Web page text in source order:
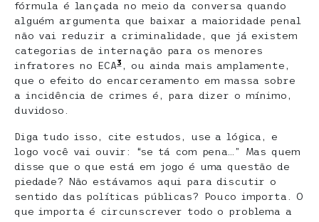
fórmula é lançada no meio da conversa quando
alguém argumenta que baixar a maioridade penal
não vai reduzir a criminalidade, que já existem
categorias de internação para os menores
infratores no ECA3, ou ainda mais amplamente,
que o efeito do encarceramento em massa sobre
a incidência de crimes é, para dizer o mínimo,
duvidoso.
Diga tudo isso, cite estudos, use a lógica, e
logo você vai ouvir: “se tá com pena…” Mas quem
disse que o que está em jogo é uma questão de
piedade? Não estávamos aqui para discutir o
sentido das políticas públicas? Pouco importa. O
que importa é circunscrever todo o problema a